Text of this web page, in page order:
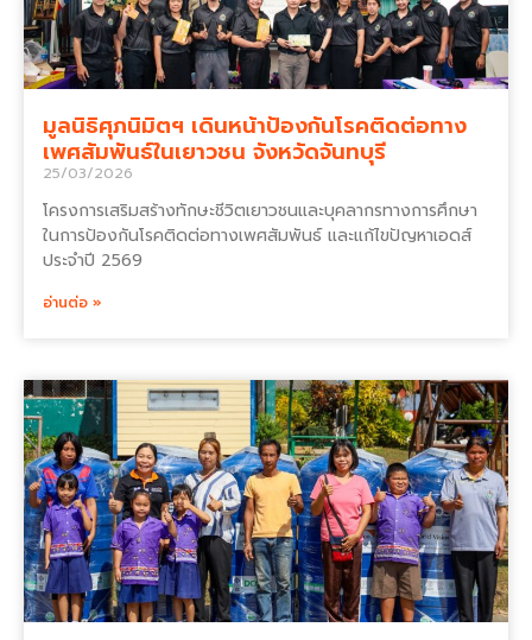
มูลนิธิศุภนิมิตฯ เดินหน้าป้องกันโรคติดต่อทาง
เพศสัมพันธ์ในเยาวชน จังหวัดจันทบุรี
25/03/2026
โครงการเสริมสร้างทักษะชีวิตเยาวชนและบุคลากรทางการศึกษา
ในการป้องกันโรคติดต่อทางเพศสัมพันธ์ และแก้ไขปัญหาเอดส์
ประจำปี 2569
อ่านต่อ »